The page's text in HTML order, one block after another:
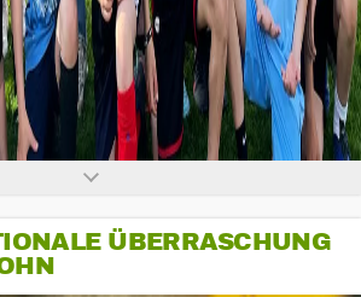
ÜBERRASCHUNG